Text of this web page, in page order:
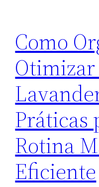
Como
Otimizar
Práticas
Rotina
Eficiente